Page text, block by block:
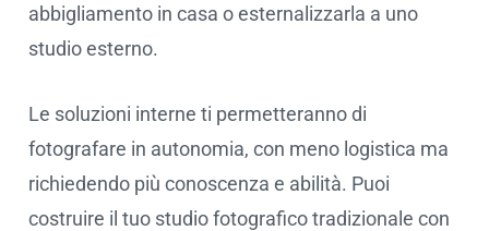
abbigliamento in casa o esternalizzarla a uno
studio esterno.
Le soluzioni interne ti permetteranno di
fotografare in autonomia, con meno logistica ma
richiedendo più conoscenza e abilità. Puoi
costruire il tuo studio fotografico tradizionale con